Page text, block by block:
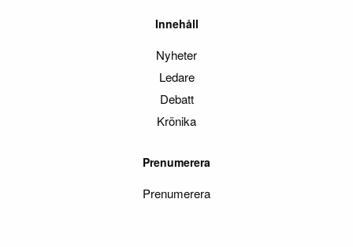
Innehåll
Nyheter
Ledare
Debatt
Krönika
Prenumerera
Prenumerera